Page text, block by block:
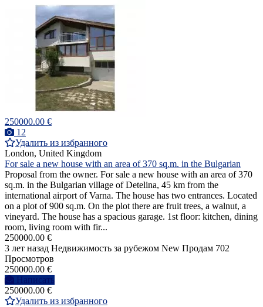
250000.00 €
12
Удалить из избранного
London, United Kingdom
For sale a new house with an area of 370 sq.m. in the Bulgarian
Proposal from the owner. For sale a new house with an area of 370
sq.m. in the Bulgarian village of Detelina, 45 km from the
international airport of Varna. The house has two entrances. Located
on a plot of 900 sq.m. On the plot there are fruit trees, a walnut, a
vineyard. The house has a spacious garage. 1st floor: kitchen, dining
room, living room with fir...
250000.00 €
3 лет назад Недвижимость за рубежом New Продам 702
Просмотров
250000.00 €
Написать
250000.00 €
Удалить из избранного